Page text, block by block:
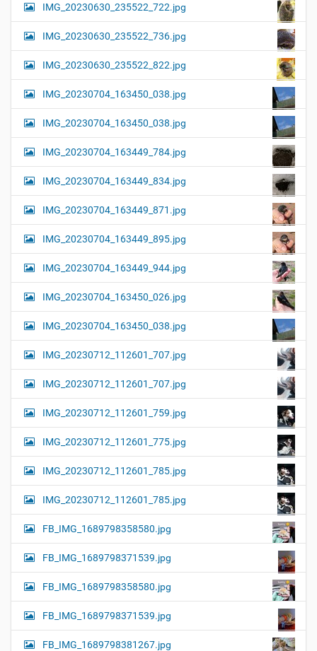
IMG_20230630_235522_722.jpg
IMG_20230630_235522_736.jpg
IMG_20230630_235522_822.jpg
IMG_20230704_163450_038.jpg
IMG_20230704_163450_038.jpg
IMG_20230704_163449_784.jpg
IMG_20230704_163449_834.jpg
IMG_20230704_163449_871.jpg
IMG_20230704_163449_895.jpg
IMG_20230704_163449_944.jpg
IMG_20230704_163450_026.jpg
IMG_20230704_163450_038.jpg
IMG_20230712_112601_707.jpg
IMG_20230712_112601_707.jpg
IMG_20230712_112601_759.jpg
IMG_20230712_112601_775.jpg
IMG_20230712_112601_785.jpg
IMG_20230712_112601_785.jpg
FB_IMG_1689798358580.jpg
FB_IMG_1689798371539.jpg
FB_IMG_1689798358580.jpg
FB_IMG_1689798371539.jpg
FB_IMG_1689798381267.jpg